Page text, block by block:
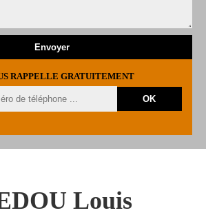
RAPPELLE GRATUITEMENT
Louis